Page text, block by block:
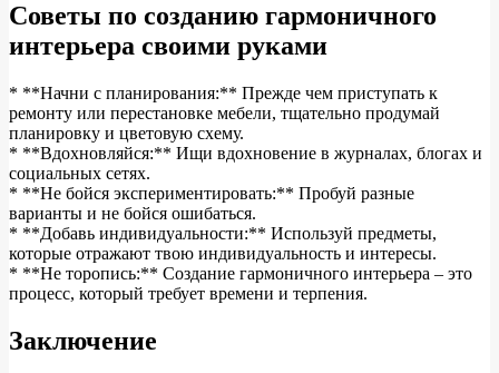
Советы по созданию гармоничного
интерьера своими руками
* **Начни с планирования:** Прежде чем приступать к
ремонту или перестановке мебели, тщательно продумай
планировку и цветовую схему.
* **Вдохновляйся:** Ищи вдохновение в журналах, блогах и
социальных сетях.
* **Не бойся экспериментировать:** Пробуй разные
варианты и не бойся ошибаться.
* **Добавь индивидуальности:** Используй предметы,
которые отражают твою индивидуальность и интересы.
* **Не торопись:** Создание гармоничного интерьера – это
процесс, который требует времени и терпения.
Заключение